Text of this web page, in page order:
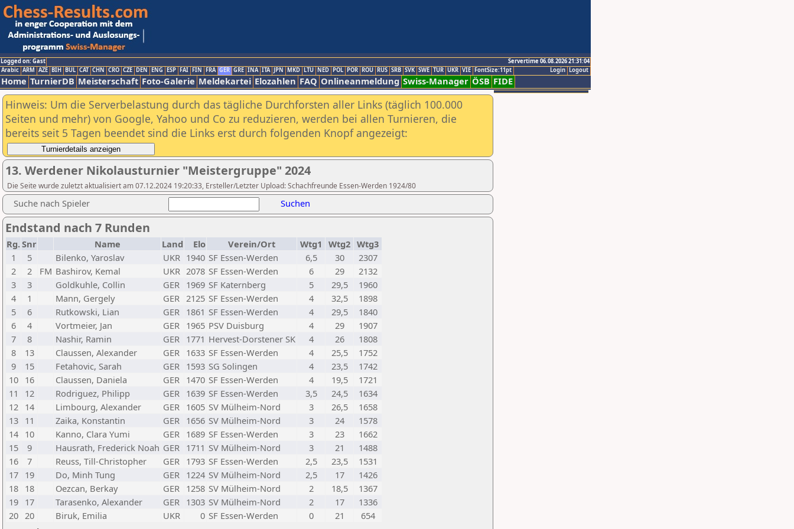
Logged on: Gast
Servertime 06.08.2026 21:31:04
Logout
Login
Arabic ARM AZE BIH BUL CAT CHN CRO CZE DEN ENG ESP FAI FIN FRA GER GRE INA ITA JPN MKD LTU NED POL POR ROU RUS SRB SVK SWE TUR UKR VIE FontSize:11pt
Home TurnierDB Meisterschaft Foto-Galerie Meldekartei Elozahlen FAQ Onlineanmeldung Swiss-Manager ÖSB FIDE
Hinweis: Um die Serverbelastung durch das tägliche Durchforsten aller Links (täglich 100.000
Seiten und mehr) von Google, Yahoo und Co zu reduzieren, werden bei allen Turnieren, die
bereits seit 5 Tagen beendet sind die Links erst durch folgenden Knopf angezeigt:
13. Werdener Nikolausturnier "Meistergruppe" 2024
Die Seite wurde zuletzt aktualisiert am 07.12.2024 19:20:33, Ersteller/Letzter Upload: Schachfreunde Essen-Werden 1924/80
Suche nach Spieler Suchen
Endstand nach 7 Runden
Rg.Snr Name Land Elo Verein/Ort Wtg1 Wtg2 Wtg3
1
5 Bilenko, Yaroslav UKR 1940 SF Essen-Werden 6,5 30
2307
2
2 FM Bashirov, Kemal UKR 2078 SF Essen-Werden 6 29
2132
3
3 Goldkuhle, Collin GER 1969 SF Katernberg 5 29,5
1960
4
1 Mann, Gergely GER 2125 SF Essen-Werden 4 32,5
1898
5
6 Rutkowski, Lian GER 1861 SF Essen-Werden 4 29,5
1840
6
4 Vortmeier, Jan GER 1965 PSV Duisburg 4 29
1907
7
8 Nashir, Ramin GER 1771 Hervest-Dorstener SK 4 26
1808
8
13 Claussen, Alexander GER 1633 SF Essen-Werden 4 25,5
1752
9
15 Fetahovic, Sarah GER 1593 SG Solingen 4 23,5
1742
10 16 Claussen, Daniela GER 1470 SF Essen-Werden 4 19,5
1721
11
12 Rodriguez, Philipp GER 1639 SF Essen-Werden 3,5 24,5
1634
12 14 Limbourg, Alexander GER 1605 SV Mülheim-Nord 3 26,5
1658
13 11 Zaika, Konstantin GER 1656 SV Mülheim-Nord 3 24
1578
14 10 Kanno, Clara Yumi GER 1689 SF Essen-Werden 3 23
1662
15
9 Hausrath, Frederick Noah GER 1711 SV Mülheim-Nord 3 21
1488
16
7 Reuss, Till-Christopher GER 1793 SF Essen-Werden 2,5 23,5
1531
17 19 Do, Minh Tung GER 1224 SV Mülheim-Nord 2,5 17
1426
18 18 Oezcan, Berkay GER 1258 SV Mülheim-Nord 2 18,5
1367
19 17 Tarasenko, Alexander GER 1303 SV Mülheim-Nord 2 17
1336
20 20 Biruk, Emilia UKR 0 SF Essen-Werden 0 21
654